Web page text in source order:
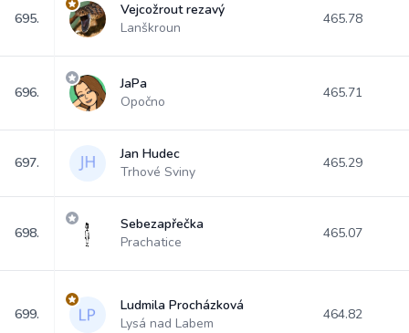
695.
Vejcožrout rezavý
Lanškroun
465.78
696.
JaPa
Opočno
465.71
697.
Jan Hudec
Trhové Sviny
465.29
698.
Sebezapřečka
Prachatice
465.07
699.
Ludmila Procházková
Lysá nad Labem
464.82